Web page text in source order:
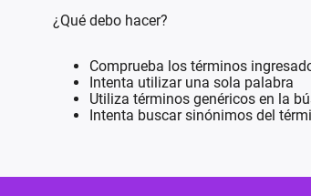
¿Qué debo hacer?
Comprueba los términos
Intenta utilizar una sola palabra
Utiliza términos genéricos en la
Intenta buscar sinónimos del